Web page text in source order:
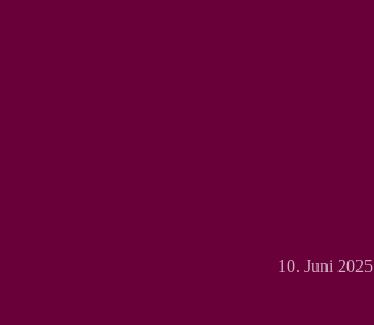
10. Juni 2025